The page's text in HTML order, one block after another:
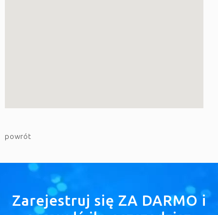
powrót
Zarejestruj się ZA DARMO i